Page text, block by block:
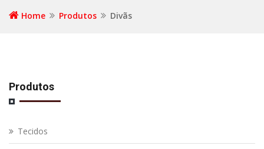
Home Produtos Divãs
Produtos
Tecidos